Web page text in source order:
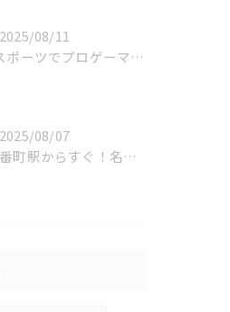
2025/08/11
eスポーツでプロゲーマーを目指す愛知県名古屋市の最新キャリアガイド
2025/08/07
六番町駅からすぐ！名古屋のeスポーツ施設で快適なプレイ環境を確保